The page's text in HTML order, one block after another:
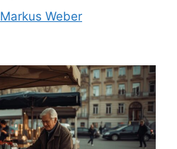
Markus Weber